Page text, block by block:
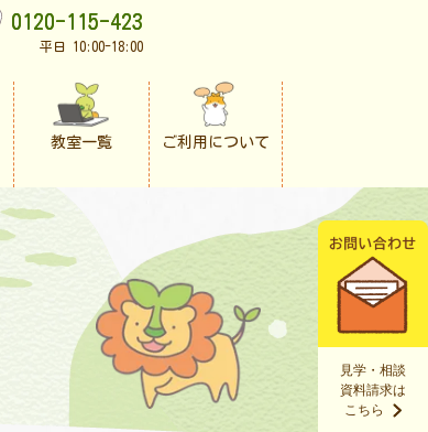
0120-115-423
平日 10:00-18:00
教室一覧 ご利用について
見学・相談
資料請求は
こちら